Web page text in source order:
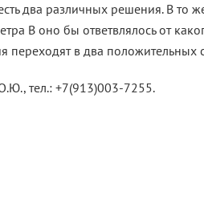
два различных решения. В то
B оно бы ответвлялось от
переходят в два положительных
тел.: +7(913)003-7255.